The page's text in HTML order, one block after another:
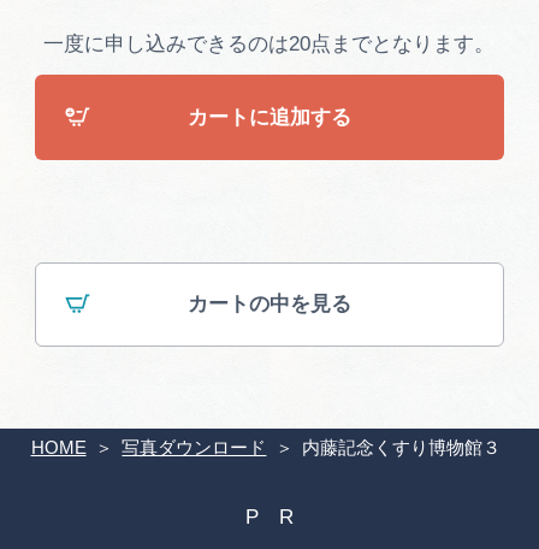
広告掲載
サイトポリシー
HOME 写真ダウンロード 内藤記念くすり博物館３
一度に申し込みできるのは20点までとなります。
カートに追加する
カートの中を見る